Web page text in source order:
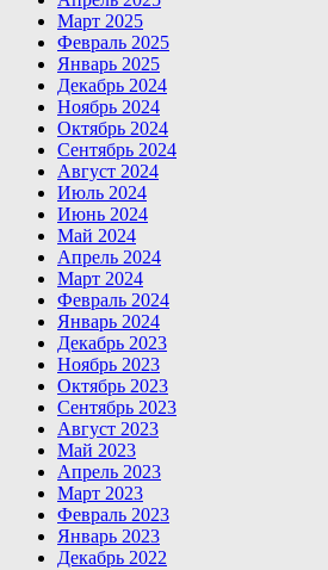
Март 2025
Февраль 2025
Январь 2025
Декабрь 2024
Ноябрь 2024
Октябрь 2024
Сентябрь 2024
Август 2024
Июль 2024
Июнь 2024
Май 2024
Апрель 2024
Март 2024
Февраль 2024
Январь 2024
Декабрь 2023
Ноябрь 2023
Октябрь 2023
Сентябрь 2023
Август 2023
Май 2023
Апрель 2023
Март 2023
Февраль 2023
Январь 2023
Декабрь 2022